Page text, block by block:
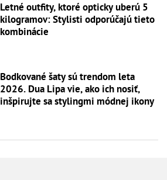
Letné outfity, ktoré opticky uberú 5
kilogramov: Stylisti odporúčajú tieto
kombinácie
Bodkované šaty sú trendom leta
2026. Dua Lipa vie, ako ich nosiť,
inšpirujte sa stylingmi módnej ikony